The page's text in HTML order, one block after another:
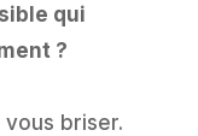
qui
?
briser.